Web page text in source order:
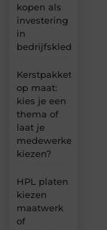
kopen als
investering
in
bedrijfskleding
Kerstpakket
op maat:
kies je een
thema of
laat je
medewerkers
kiezen?
HPL platen
kiezen
maatwerk
of